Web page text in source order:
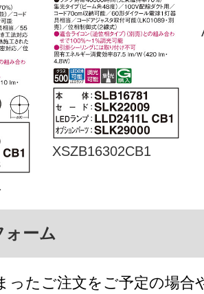
XSZB16302CB1
ォーム
ったご注文をご予定の場合